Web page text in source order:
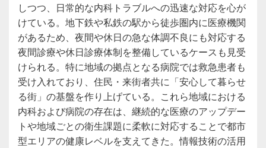
しつつ、日常的な内科トラブルへの迅速な対応を心が
けている。地下鉄や私鉄の駅から徒歩圏内に医療機関
があるため、夜間や休日の急な体調不良にも対応する
夜間診療や休日診療体制を整備しているケースも見受
けられる。特に地域の拠点となる病院では救急患者も
受け入れており、住民・来街者共に「安心して暮らせ
る街」の基盤を作り上げている。これら地域における
内科および病院の存在は、継続的な医療のアップデー
トや地域ごとの衛生課題に柔軟に対応することで都市
型エリアの健康レベルを支えてきた。情報技術の活用